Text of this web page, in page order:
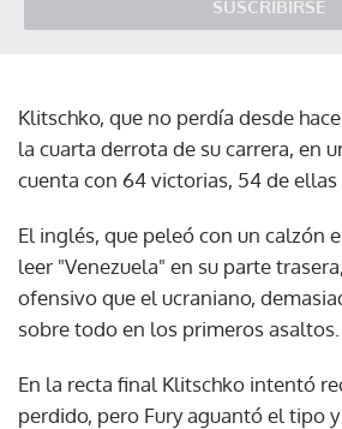
SUSCRIBIRSE
Klitschko, que no perdía desde
la cuarta derrota de su carrera, en
cuenta con 64 victorias, 54 de ellas
El inglés, que peleó con un calzón
leer "Venezuela" en su parte
ofensivo que el ucraniano,
sobre todo en los primeros asaltos.
En la recta final Klitschko intentó
perdido, pero Fury aguantó el tipo